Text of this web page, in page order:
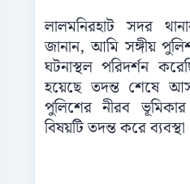
লালমনিরহাট সদর
জানান, আমি সঙ্গীয়
ঘটনাস্থল পরিদর্শন
হয়েছে তদন্ত শেষে
পুলিশের নীরব
বিষয়টি তদন্ত করে